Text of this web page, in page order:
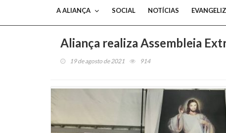
A ALIANÇA SOCIAL NOTÍCIAS
Aliança realiza Assembleia
19 de agosto de 2021 914